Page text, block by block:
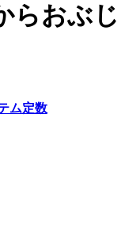
らおぶじ
ム定数